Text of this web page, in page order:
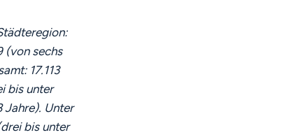
(von sechs
17.113
bis unter
Jahre). Unter
bis unter